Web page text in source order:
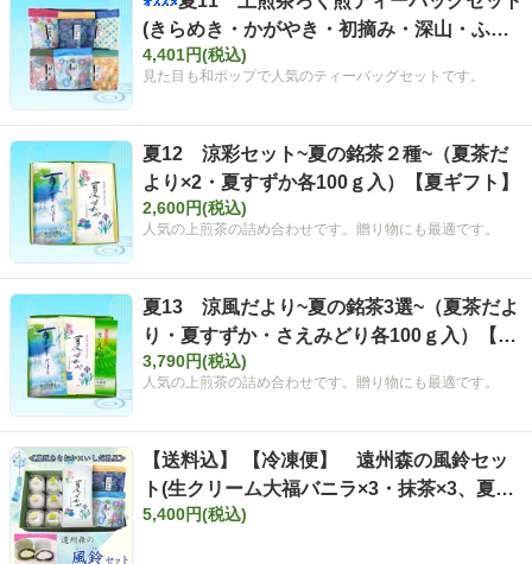
(きらめき・かがやき・初摘み・深山・ふく
よ香・薫風)【夏ギフト】
4,401円(税込)
見た目も和ポップで人気のティーバッグセットです。
夏12 涼彩セット~夏の銘茶２種~（夏茶だ
より×2・夏すずか各100ｇ入）【夏ギフト】
2,600円(税込)
人気の上煎茶の詰め合わせです。贈り物にも最適です。
夏13 涼風だより~夏の銘茶3選~（夏茶だよ
り・夏すずか・さえみどり各100ｇ入）【夏
ギフト】
3,790円(税込)
人気の上煎茶の詰め合わせです。贈り物にも最適です。
【送料込】 【冷凍便】 遠州森の風鈴セッ
ト(生クリーム大福バニラ×3・抹茶×3、夏す
ずか100ｇ、ティーバッグ深山11ヶ入・きら
5,400円(税込)